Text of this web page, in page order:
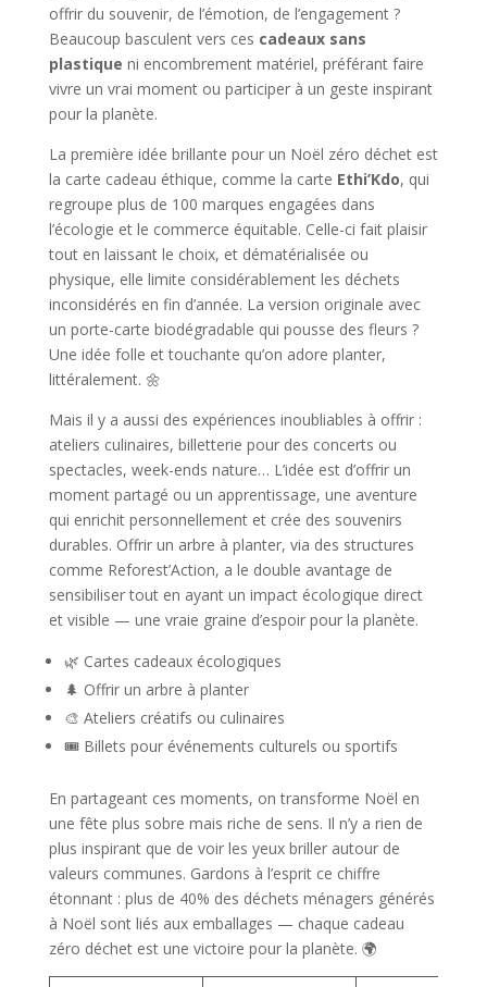
offrir du souvenir, de l’émotion, de l’engagement ?
Beaucoup basculent vers ces cadeaux sans
plastique ni encombrement matériel, préférant faire
vivre un vrai moment ou participer à un geste inspirant
pour la planète.
La première idée brillante pour un Noël zéro déchet est
la carte cadeau éthique, comme la carte Ethi’Kdo, qui
regroupe plus de 100 marques engagées dans
l’écologie et le commerce équitable. Celle-ci fait plaisir
tout en laissant le choix, et dématérialisée ou
physique, elle limite considérablement les déchets
inconsidérés en fin d’année. La version originale avec
un porte-carte biodégradable qui pousse des fleurs ?
Une idée folle et touchante qu’on adore planter,
littéralement. 🌼
Mais il y a aussi des expériences inoubliables à offrir :
ateliers culinaires, billetterie pour des concerts ou
spectacles, week-ends nature… L’idée est d’offrir un
moment partagé ou un apprentissage, une aventure
qui enrichit personnellement et crée des souvenirs
durables. Offrir un arbre à planter, via des structures
comme Reforest’Action, a le double avantage de
sensibiliser tout en ayant un impact écologique direct
et visible — une vraie graine d’espoir pour la planète.
🌿 Cartes cadeaux écologiques
🌲 Offrir un arbre à planter
🎨 Ateliers créatifs ou culinaires
🎟️ Billets pour événements culturels ou sportifs
En partageant ces moments, on transforme Noël en
une fête plus sobre mais riche de sens. Il n’y a rien de
plus inspirant que de voir les yeux briller autour de
valeurs communes. Gardons à l’esprit ce chiffre
étonnant : plus de 40% des déchets ménagers générés
à Noël sont liés aux emballages — chaque cadeau
zéro déchet est une victoire pour la planète. 🌍